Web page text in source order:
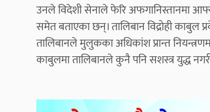
उनले विदेशी सेनाले फेरि अफगानिस्तानमा
समेत बताएका छन्। तालिबान विद्रोही काबुल
तालिबानले मुलुकका अधिकांश प्रान्त
काबुलमा तालिबानले कुनै पनि सशस्त्र युद्ध